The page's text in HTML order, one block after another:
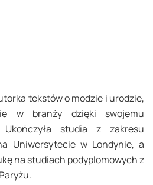
tekstów o modzie i urodzie,
w branży dzięki swojemu
Ukończyła studia z zakresu
Uniwersytecie w Londynie, a
na studiach podyplomowych z